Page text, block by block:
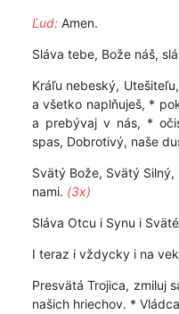
Ľud:Amen.
Sláva tebe, Bože náš,
Kráľu nebeský,
a všetko naplňuješ, *
a prebývaj v nás, *
spas, Dobrotivý, naše
Svätý Bože, Svätý
nami. (3x)
Sláva Otcu i Synu i
I teraz i vždycky i na
Presvätá Trojica, zmiluj
našich hriechov. *